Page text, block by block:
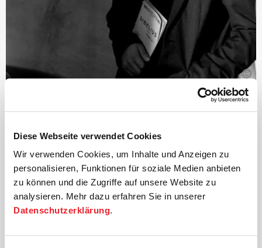
Diese Webseite verwendet Cookies
Wir verwenden Cookies, um Inhalte und Anzeigen zu
personalisieren, Funktionen für soziale Medien anbieten
zu können und die Zugriffe auf unsere Website zu
analysieren. Mehr dazu erfahren Sie in unserer
Datenschutzerklärung.
©
über Tarmo Peltokoski. Im Januar 2022 wurde er von
der Deutschen Kammer­philharmonie Bremen zum
›Principal Guest Conductor‹gekürt und ist damit der
erste Dirigent, der diese Position in der Geschichte des
Orchesters innehat. Im Mai 2022 wurde er zum